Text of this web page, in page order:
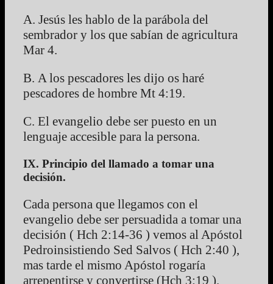
A. Jesús les hablo de la parábola del
sembrador y los que sabían de agricultura
Mar 4.
B. A los pescadores les dijo os haré
pescadores de hombre Mt 4:19.
C. El evangelio debe ser puesto en un
lenguaje accesible para la persona.
IX. Principio del llamado a tomar una
decisión.
Cada persona que llegamos con el
evangelio debe ser persuadida a tomar una
decisión ( Hch 2:14-36 ) vemos al Apóstol
Pedroinsistiendo Sed Salvos ( Hch 2:40 ),
mas tarde el mismo Apóstol rogaría
arrepentirse y convertirse (Hch 3:19 ).